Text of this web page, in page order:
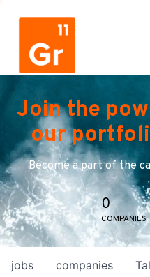
Join the
our
Become a part of the
0
COMPANIES
jobs companies